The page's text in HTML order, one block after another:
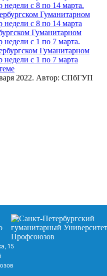
Гуманитарном
недели с 8 по 14 марта
Гуманитарном
недели с 1 по 7 марта
2022. Автор: СПбГУП
15